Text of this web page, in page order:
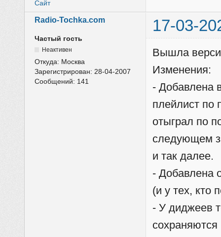
Сайт
Radio-Tochka.com 17-03-
Частый гость
Неактивен
Откуда: Москва
Зарегистрирован:28-04-2007
Сообщений: 141
Вышла
Изменения:
- Добавлена
плейлист по
отыграл по
следующем
и так далее.
- Добавлена
(и у тех, кто
- У диджеев
сохраняются